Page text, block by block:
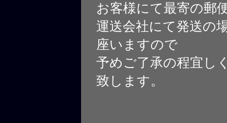
お客様にて最寄の郵
運送会社にて発送の
座いますので
予めご了承の程宜し
致します。